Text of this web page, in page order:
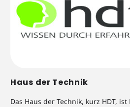
Haus der Technik
Das Haus der Technik, kurz HDT,